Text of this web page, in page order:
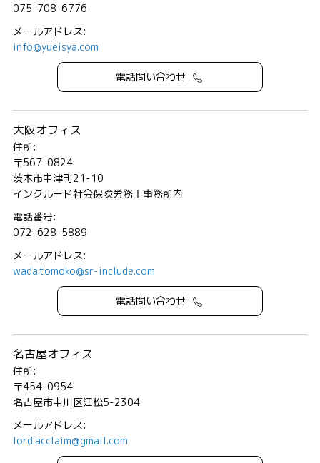
075-708-6776
メールアドレス:
info@yueisya.com
電話問い合わせ
大阪オフィス
住所:
〒567-0824
茨木市中津町21-10
インクルード社会保険労務士事務所内
電話番号:
072-628-5889
メールアドレス:
wada.tomoko@sr-include.com
電話問い合わせ
名古屋オフィス
住所:
〒454-0954
名古屋市中川区江松5-2304
メールアドレス:
lord.acclaim@gmail.com